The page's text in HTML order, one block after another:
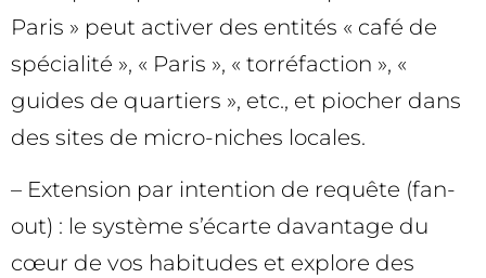
Paris » peut activer des entités « café de
spécialité », « Paris », « torréfaction », «
guides de quartiers », etc., et piocher dans
des sites de micro-niches locales.
– Extension par intention de requête (fan-
out) : le système s’écarte davantage du
cœur de vos habitudes et explore des